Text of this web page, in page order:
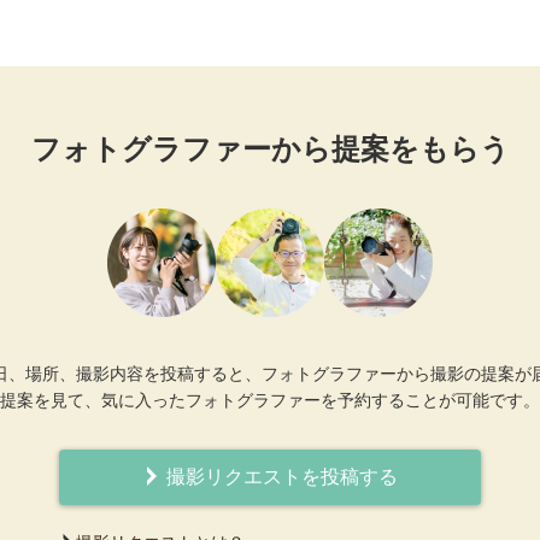
フォトグラファーから提案をもらう
、場所、撮影内容を投稿すると、フォトグラファーから撮影の提案が
提案を見て、気に入ったフォトグラファーを予約することが可能です。
撮影リクエストを投稿する